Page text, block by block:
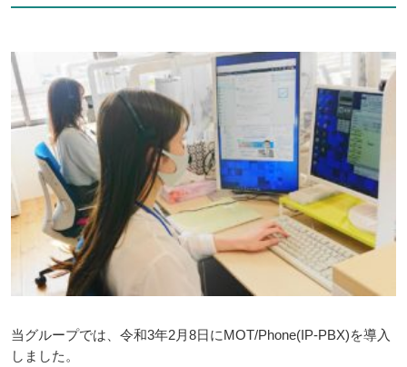
当グループでは、令和3年2月8日にMOT/Phone(IP-PBX)を導入
しました。